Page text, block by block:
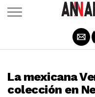
La mexicana
colección en
Salir